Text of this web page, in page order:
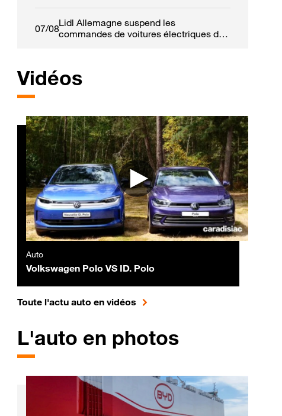
07/08Lidl Allemagne suspend les
commandes de voitures électriques de
Vidéos
Auto
Volkswagen Polo VS ID. Polo
Toute l'actu auto en vidéos pour accéder à toute l'actualité
L'auto en photos